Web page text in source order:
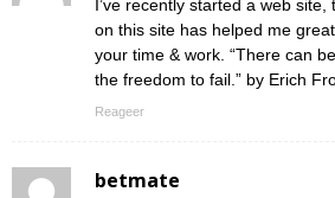
I’ve recently started a web
on this site has helped me
your time & work. “There can
the freedom to fail.” by Erich
Reageer
betmate